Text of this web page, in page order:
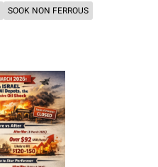
SOOK NON FERROUS